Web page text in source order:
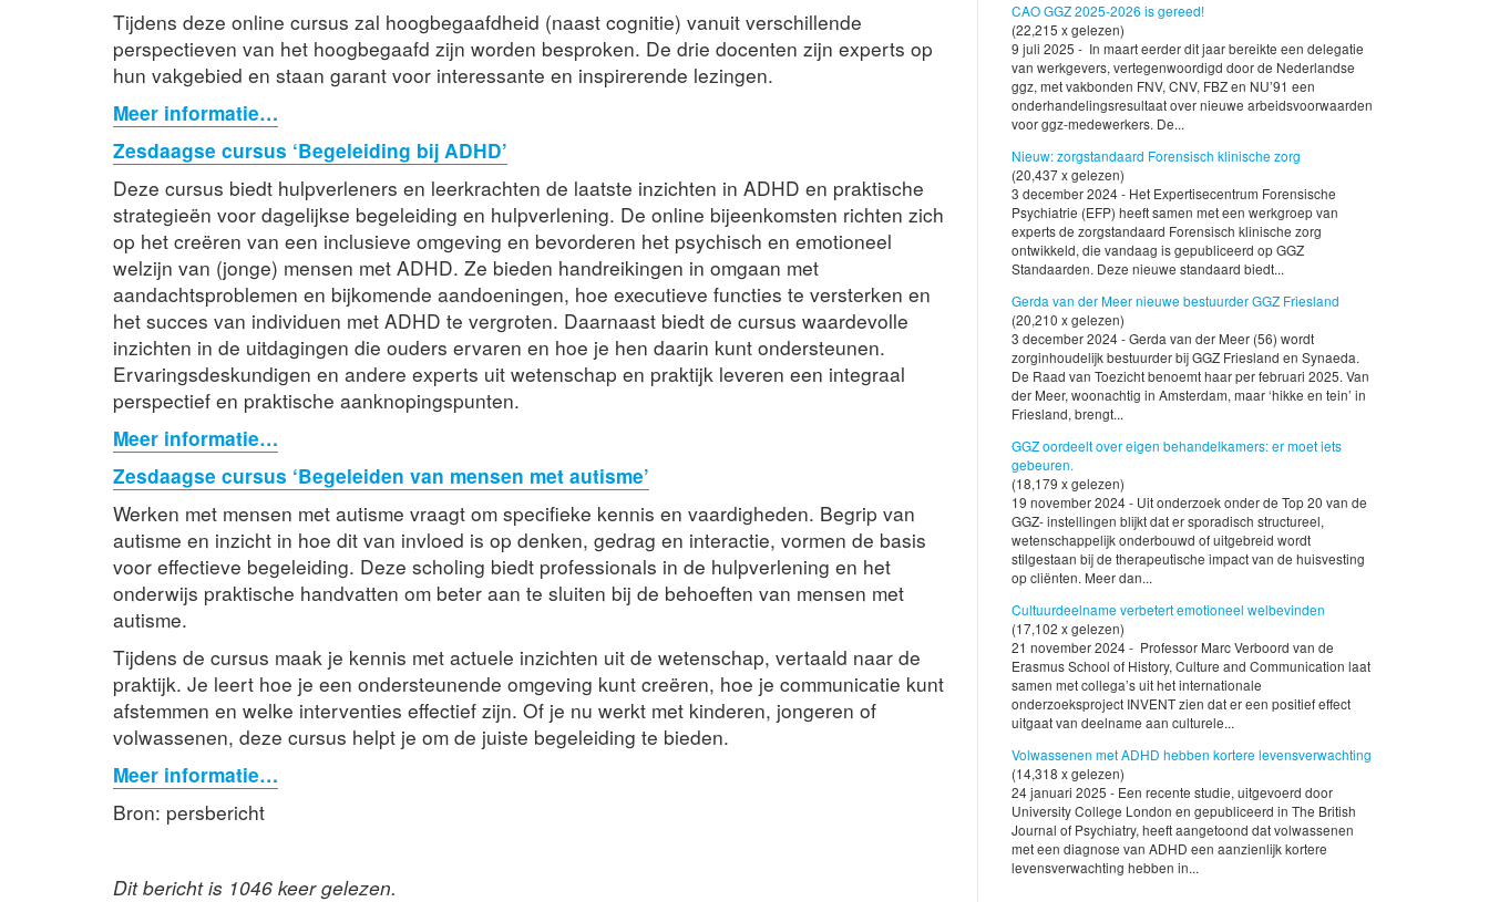
Tijdens deze online cursus zal hoogbegaafdheid (naast cognitie) vanuit verschillende
perspectieven van het hoogbegaafd zijn worden besproken. De drie docenten zijn experts op
hun vakgebied en staan garant voor interessante en inspirerende lezingen.
Meer informatie…
Zesdaagse cursus ‘Begeleiding bij ADHD’
Deze cursus biedt hulpverleners en leerkrachten de laatste inzichten in ADHD en praktische
strategieën voor dagelijkse begeleiding en hulpverlening. De online bijeenkomsten richten zich
op het creëren van een inclusieve omgeving en bevorderen het psychisch en emotioneel
welzijn van (jonge) mensen met ADHD. Ze bieden handreikingen in omgaan met
aandachtsproblemen en bijkomende aandoeningen, hoe executieve functies te versterken en
het succes van individuen met ADHD te vergroten. Daarnaast biedt de cursus waardevolle
inzichten in de uitdagingen die ouders ervaren en hoe je hen daarin kunt ondersteunen.
Ervaringsdeskundigen en andere experts uit wetenschap en praktijk leveren een integraal
perspectief en praktische aanknopingspunten.
Meer informatie…
Zesdaagse cursus ‘Begeleiden van mensen met autisme’
Werken met mensen met autisme vraagt om specifieke kennis en vaardigheden. Begrip van
autisme en inzicht in hoe dit van invloed is op denken, gedrag en interactie, vormen de basis
voor effectieve begeleiding. Deze scholing biedt professionals in de hulpverlening en het
onderwijs praktische handvatten om beter aan te sluiten bij de behoeften van mensen met
autisme.
Tijdens de cursus maak je kennis met actuele inzichten uit de wetenschap, vertaald naar de
praktijk. Je leert hoe je een ondersteunende omgeving kunt creëren, hoe je communicatie kunt
afstemmen en welke interventies effectief zijn. Of je nu werkt met kinderen, jongeren of
volwassenen, deze cursus helpt je om de juiste begeleiding te bieden.
Meer informatie…
Bron: persbericht
Dit bericht is 1046 keer gelezen.
CAO GGZ 2025-2026 is gereed!
(22,215 x gelezen)
9 juli 2025 - In maart eerder dit jaar bereikte een delegatie
van werkgevers, vertegenwoordigd door de Nederlandse
ggz, met vakbonden FNV, CNV, FBZ en NU’91 een
onderhandelingsresultaat over nieuwe arbeidsvoorwaarden
voor ggz-medewerkers. De...
Nieuw: zorgstandaard Forensisch klinische zorg
(20,437 x gelezen)
3 december 2024 - Het Expertisecentrum Forensische
Psychiatrie (EFP) heeft samen met een werkgroep van
experts de zorgstandaard Forensisch klinische zorg
ontwikkeld, die vandaag is gepubliceerd op GGZ
Standaarden. Deze nieuwe standaard biedt...
Gerda van der Meer nieuwe bestuurder GGZ Friesland
(20,210 x gelezen)
3 december 2024 - Gerda van der Meer (56) wordt
zorginhoudelijk bestuurder bij GGZ Friesland en Synaeda.
De Raad van Toezicht benoemt haar per februari 2025. Van
der Meer, woonachtig in Amsterdam, maar ‘hikke en tein’ in
Friesland, brengt...
GGZ oordeelt over eigen behandelkamers: er moet iets
gebeuren.
(18,179 x gelezen)
19 november 2024 - Uit onderzoek onder de Top 20 van de
GGZ- instellingen blijkt dat er sporadisch structureel,
wetenschappelijk onderbouwd of uitgebreid wordt
stilgestaan bij de therapeutische impact van de huisvesting
op cliënten. Meer dan...
Cultuurdeelname verbetert emotioneel welbevinden
(17,102 x gelezen)
21 november 2024 - Professor Marc Verboord van de
Erasmus School of History, Culture and Communication laat
samen met collega’s uit het internationale
onderzoeksproject INVENT zien dat er een positief effect
uitgaat van deelname aan culturele...
Volwassenen met ADHD hebben kortere levensverwachting
(14,318 x gelezen)
24 januari 2025 - Een recente studie, uitgevoerd door
University College London en gepubliceerd in The British
Journal of Psychiatry, heeft aangetoond dat volwassenen
met een diagnose van ADHD een aanzienlijk kortere
levensverwachting hebben in...